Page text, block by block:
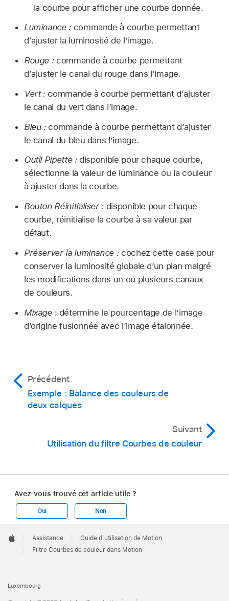
la courbe pour afficher une courbe donnée.
Luminance :commande à courbe permettant
d‘ajuster la luminosité de l’image.
Rouge :commande à courbe permettant
d‘ajuster le canal du rouge dans l’image.
Vert :commande à courbe permettant d‘ajuster
le canal du vert dans l’image.
Bleu :commande à courbe permettant d‘ajuster
le canal du bleu dans l’image.
Outil Pipette :disponible pour chaque courbe,
sélectionne la valeur de luminance ou la couleur
à ajuster dans la courbe.
Bouton Réinitialiser : disponible pour chaque
courbe, réinitialise la courbe à sa valeur par
défaut.
Préserver la luminance :cochez cette case pour
conserver la luminosité globale d’un plan malgré
les modifications dans un ou plusieurs canaux
de couleurs.
Mixage : détermine le pourcentage de l’image
d’origine fusionnée avec l’image étalonnée.
Précédent
Exemple : Balance des couleurs de
deux calques
Suivant
Utilisation du filtre Courbes de couleur
Avez-vous trouvé cet article utile ?
Oui Non
Footer

Apple
Assistance
Guide d’utilisation de Motion
Filtre Courbes de couleur dans Motion
Luxembourg